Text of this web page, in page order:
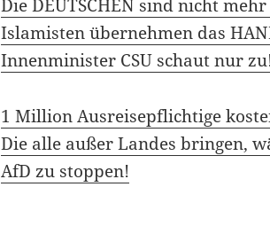
Die DEUTSCHEN sind nicht
Islamisten übernehmen das
Innenminister CSU schaut nur
1 Million Ausreisepflichtige
Die alle außer Landes bringen,
AfD zu stoppen!